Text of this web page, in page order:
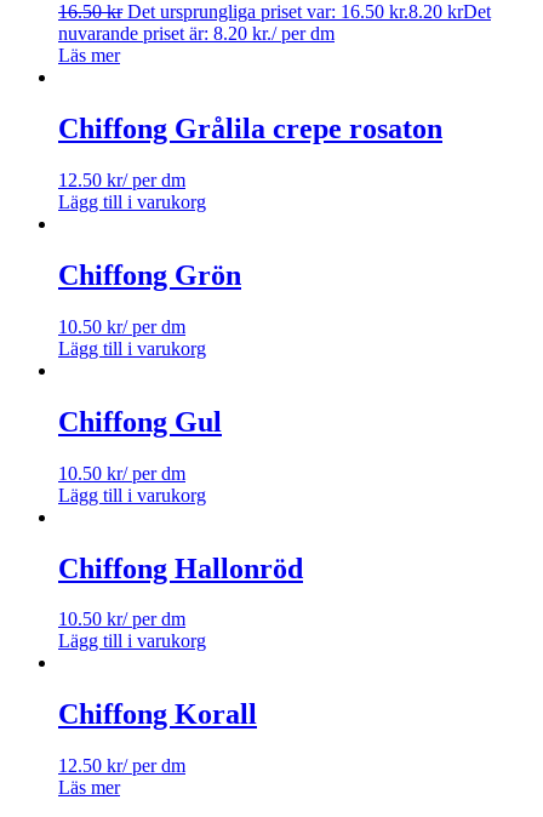
16.50kr Det ursprungliga priset var: 16.50 kr.8.20 krDet
nuvarande priset är: 8.20 kr./ per dm
Läs mer
Chiffong Grålila crepe rosaton
12.50 kr/ per dm
Lägg till i varukorg
Chiffong Grön
10.50 kr/ per dm
Lägg till i varukorg
Chiffong Gul
10.50 kr/ per dm
Lägg till i varukorg
Chiffong Hallonröd
10.50 kr/ per dm
Lägg till i varukorg
Chiffong Korall
12.50 kr/ per dm
Läs mer